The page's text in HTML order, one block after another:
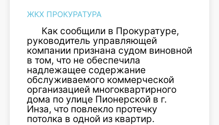
ЖКХ ПРОКУРАТУРА
Как сообщили в Прокуратуре,
руководитель управляющей
компании признана судом виновной
в том, что не обеспечила
надлежащее содержание
обслуживаемого коммерческой
организацией многоквартирного
дома по улице Пионерской в г.
Инза, что повлекло протечку
потолка в одной из квартир.